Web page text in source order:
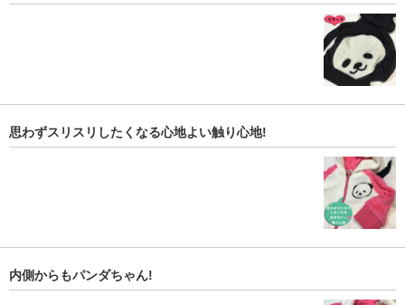
思わずスリスリしたくなる心地よい触り心地!
内側からもパンダちゃん!